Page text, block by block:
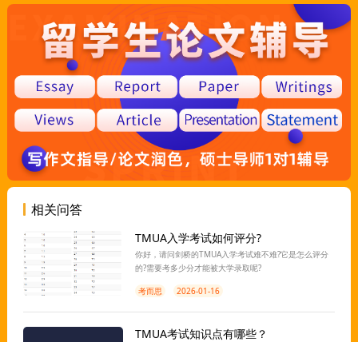
相关问答
TMUA入学考试如何评分?
你好，请问剑桥的TMUA入学考试难不难?它是怎么评分
的?需要考多少分才能被大学录取呢?
考而思 2026-01-16
TMUA考试知识点有哪些？